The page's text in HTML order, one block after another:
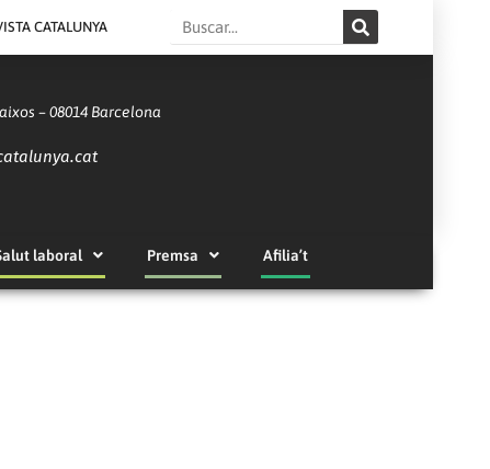
CATALUNYA Search
– 08014 Barcelona
laboral Premsa Afilia’t